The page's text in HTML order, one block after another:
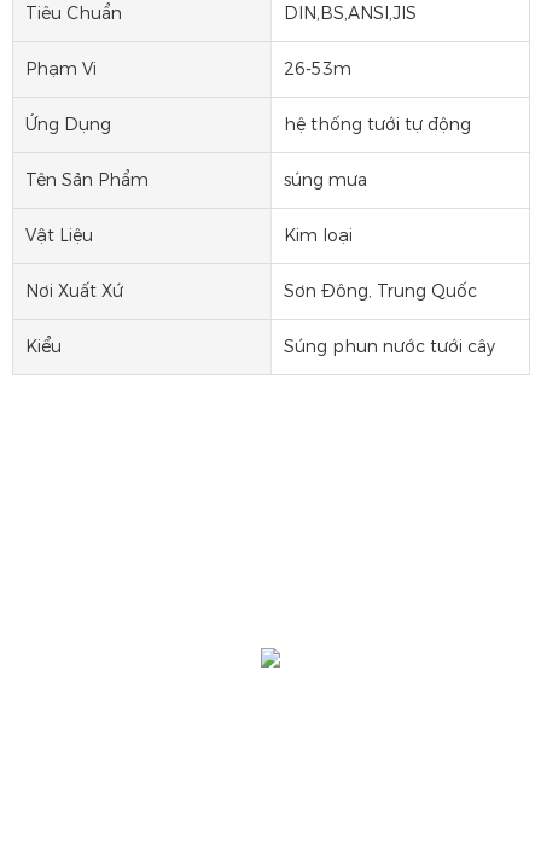
Tiêu Chuẩn DIN,BS,ANSI,JIS
Phạm Vi 26-53m
Ứng Dụng hệ thống tưới tự động
Tên Sản Phẩm súng mưa
Vật Liệu Kim loại
Nơi Xuất Xứ Sơn Đông, Trung Quốc
Kiểu Súng phun nước tưới cây